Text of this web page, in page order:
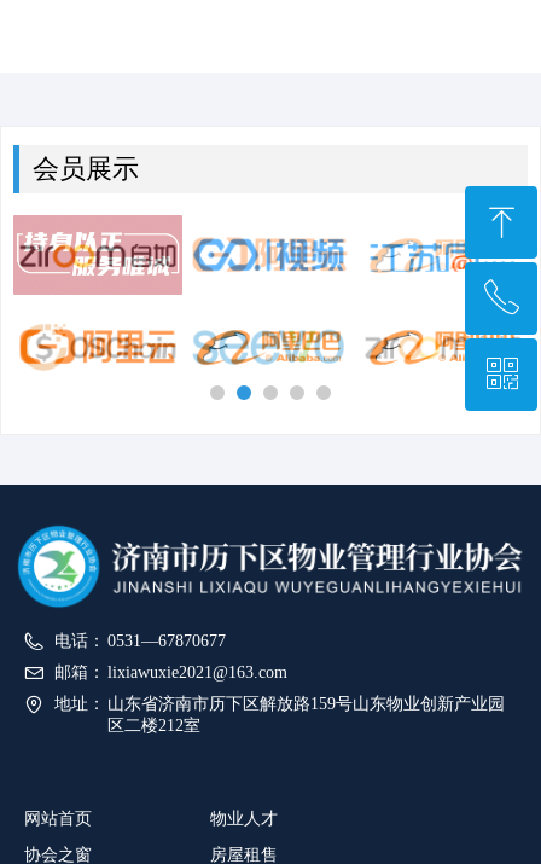
会员展示
电话： 0531—67870677
邮箱： lixiawuxie2021@163.com
地址： 山东省济南市历下区解放路159号山东物业创新产业园
区二楼212室
网站首页
协会之窗
物业人才
房屋租售
ꁸ
回到顶部
ꂅ
0531—67870677
ꀥ